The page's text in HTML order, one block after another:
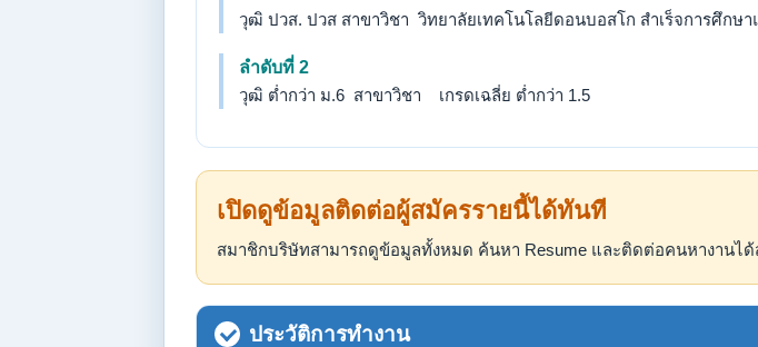
วุฒิ ปวส. ปวส สาขาวิชา วิทยาลัยเทคโนโลยีดอนบอสโก สำเร็จการศึกษ
ลำดับที่ 2
วุฒิ ต่ำกว่า ม.6 สาขาวิชา เกรดเฉลี่ย ต่ำกว่า 1.5
เปิดดูข้อมูลติดต่อผู้สมัครรายนี้ได้ทันที
สมาชิกบริษัทสามารถดูข้อมูลทั้งหมด ค้นหา Resume และติดต่อคนหางานไ
ประวัติการทำงาน